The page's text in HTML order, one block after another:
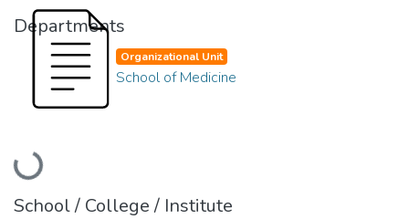
Departments
Loading...
Organizational Unit
School of Medicine
School / College / Institute